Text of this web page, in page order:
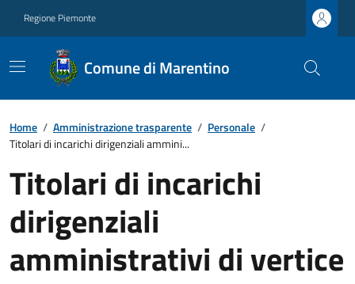
Regione Piemonte
Comune di Marentino
Home / Amministrazione trasparente / Personale /
Titolari di incarichi dirigenziali ammini...
Titolari di incarichi
dirigenziali
amministrativi di vertice